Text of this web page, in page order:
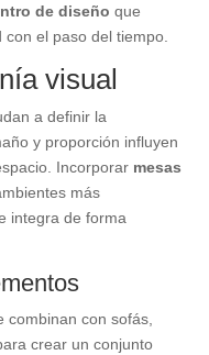
de diseño que
el paso del tiempo.
visual
a definir la
y proporción influyen
Incorporar mesas
más
integra de forma
combinan con sofás,
crear un conjunto